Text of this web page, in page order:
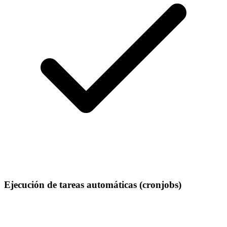
Ejecución de tareas automáticas (cronjobs)